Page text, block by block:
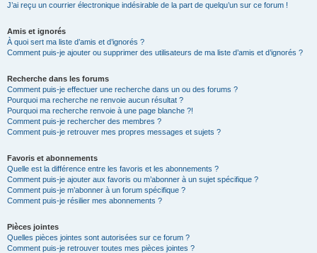
J’ai reçu un courrier électronique indésirable de la part de quelqu’un sur ce forum !
Amis et ignorés
À quoi sert ma liste d’amis et d’ignorés ?
Comment puis-je ajouter ou supprimer des utilisateurs de ma liste d’amis et d’ignorés ?
Recherche dans les forums
Comment puis-je effectuer une recherche dans un ou des forums ?
Pourquoi ma recherche ne renvoie aucun résultat ?
Pourquoi ma recherche renvoie à une page blanche ?!
Comment puis-je rechercher des membres ?
Comment puis-je retrouver mes propres messages et sujets ?
Favoris et abonnements
Quelle est la différence entre les favoris et les abonnements ?
Comment puis-je ajouter aux favoris ou m’abonner à un sujet spécifique ?
Comment puis-je m’abonner à un forum spécifique ?
Comment puis-je résilier mes abonnements ?
Pièces jointes
Quelles pièces jointes sont autorisées sur ce forum ?
Comment puis-je retrouver toutes mes pièces jointes ?